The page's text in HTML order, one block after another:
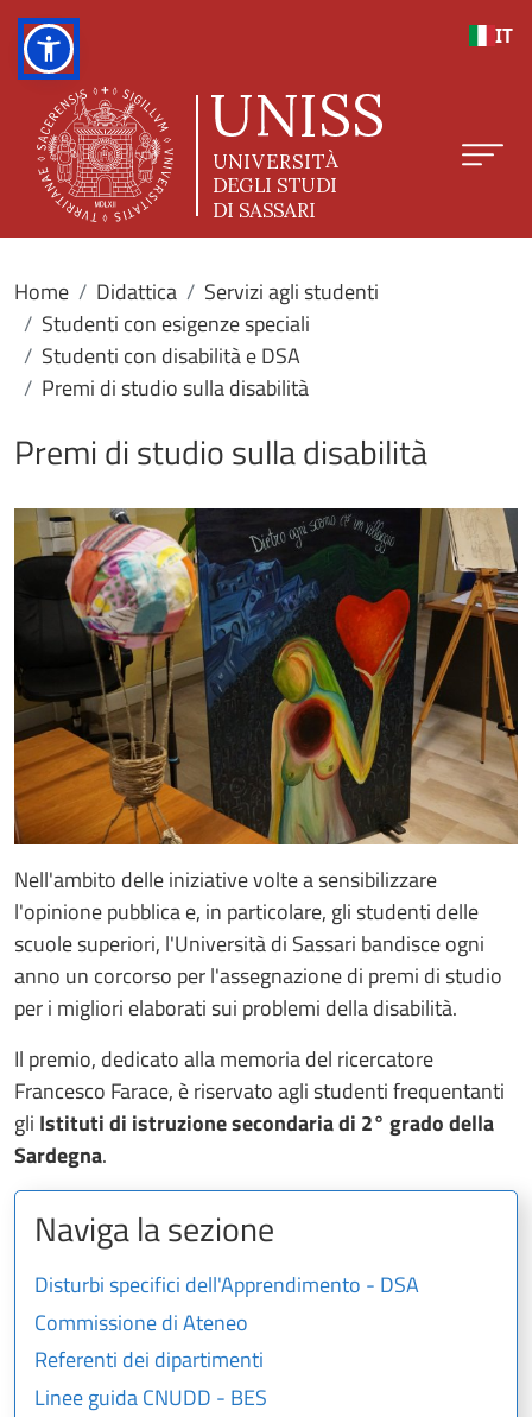
IT
Home Didattica
Servizi agli studenti
Studenti con esigenze speciali
Studenti con disabilità e DSA
Premi di studio sulla disabilità
Premi di studio sulla disabilità
Nell'ambito delle iniziative volte a sensibilizzare
l'opinione pubblica e, in particolare, gli studenti delle
scuole superiori, l'Università di Sassari bandisce ogni
anno un corcorso per l'assegnazione di premi di studio
per i migliori elaborati sui problemi della disabilità.
Il premio, dedicato alla memoria del ricercatore
Francesco Farace, è riservato agli studenti frequentanti
gli Istituti di istruzione secondaria di 2° grado della
Sardegna.
Naviga la sezione
Disturbi specifici dell'Apprendimento - DSA
Commissione di Ateneo
Referenti dei dipartimenti
Linee guida CNUDD - BES